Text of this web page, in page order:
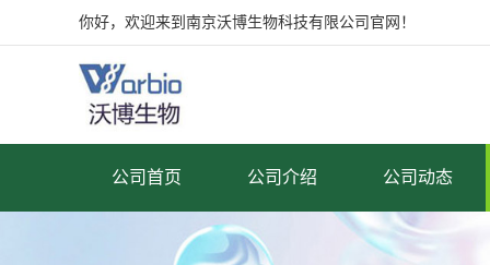
你好，欢迎来到南京沃博生物科技有限公司官网！
公司首页 公司介绍 公司动态